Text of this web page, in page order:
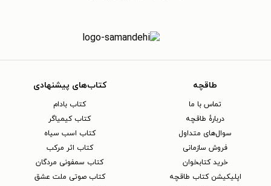
طاقچه
تماس با ما
دربارهٔ طاقچه
سوال‌های متداول
فروش سازمانی
خرید کتابخوان
اپلیکیشن کتاب طاقچه
کتاب‌های پیشنهادی
کتاب بادام
کتاب کیمیاگر
کتاب اسب سیاه
کتاب اثر مرکب
کتاب سمفونی مردگان
کتاب صوتی ملت عشق